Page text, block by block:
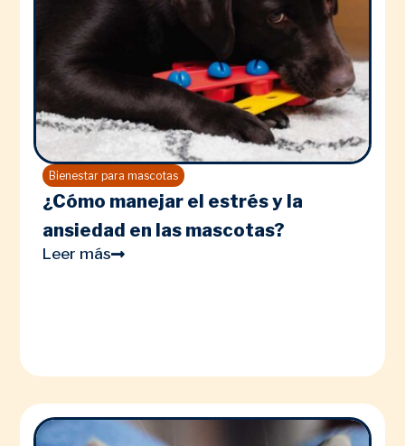
Bienestar para mascotas
¿Cómo manejar el estrés y la
ansiedad en las mascotas?
Leer más